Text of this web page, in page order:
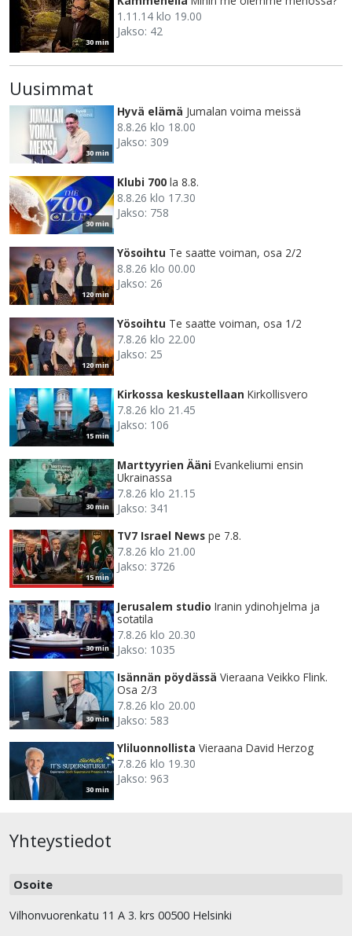
30 min
1.11.14 klo 19.00
Jakso: 42
Uusimmat
30 min
Hyvä elämä Jumalan voima meissä
8.8.26 klo 18.00
Jakso: 309
30 min
Klubi 700 la 8.8.
8.8.26 klo 17.30
Jakso: 758
120 min
Yösoihtu Te saatte voiman, osa 2/2
8.8.26 klo 00.00
Jakso: 26
120 min
Yösoihtu Te saatte voiman, osa 1/2
7.8.26 klo 22.00
Jakso: 25
15 min
Kirkossa keskustellaan Kirkollisvero
7.8.26 klo 21.45
Jakso: 106
30 min
Marttyyrien Ääni Evankeliumi ensin
Ukrainassa
7.8.26 klo 21.15
Jakso: 341
15 min
TV7 Israel News pe 7.8.
7.8.26 klo 21.00
Jakso: 3726
30 min
Jerusalem studio Iranin ydinohjelma ja
sotatila
7.8.26 klo 20.30
Jakso: 1035
30 min
Isännän pöydässä Vieraana Veikko Flink.
Osa 2/3
7.8.26 klo 20.00
Jakso: 583
30 min
Yliluonnollista Vieraana David Herzog
7.8.26 klo 19.30
Jakso: 963
Yhteystiedot
Osoite
Vilhonvuorenkatu 11 A 3. krs 00500 Helsinki